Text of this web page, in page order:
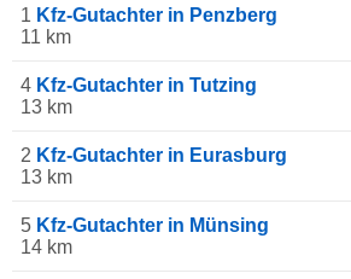
1 Kfz-Gutachter in Penzberg
11 km
4 Kfz-Gutachter in Tutzing
13 km
2 Kfz-Gutachter in Eurasburg
13 km
5 Kfz-Gutachter in Münsing
14 km